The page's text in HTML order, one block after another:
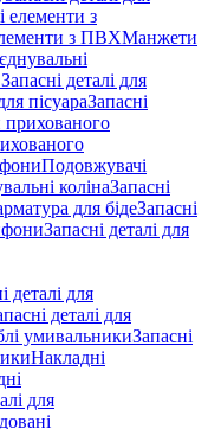
елементи з
з ПВХМанжети
Запасні деталі для
пісуараЗапасні
Подовжувачі
колінаЗапасні
для бідеЗапасні
Запасні деталі для
деталі для
деталі для
умивальникиЗапасні
Накладні
для